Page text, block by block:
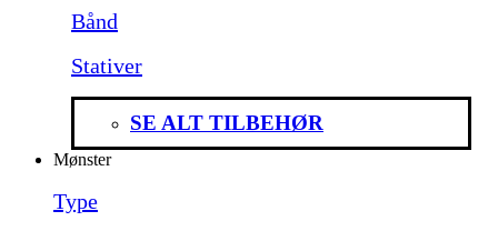
Bånd
Stativer
SE ALT TILBEHØR
Mønster
Type